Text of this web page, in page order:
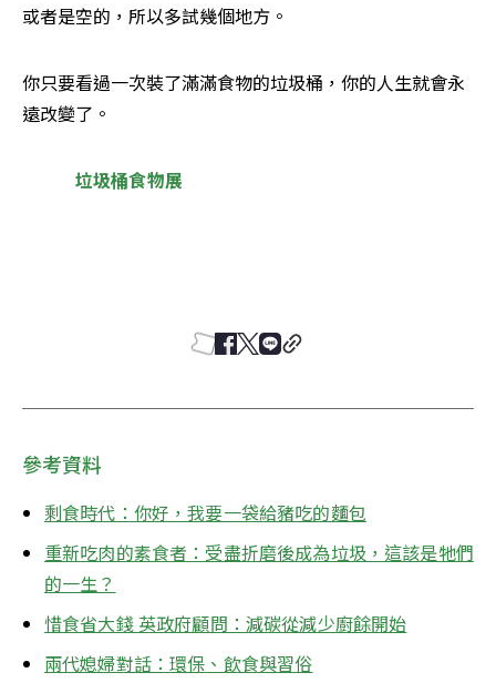
或者是空的，所以多試幾個地方。
你只要看過一次裝了滿滿食物的垃圾桶，你的人生就會永
遠改變了。
垃圾桶食物展
參考資料
剩食時代：你好，我要一袋給豬吃的麵包
重新吃肉的素食者：受盡折磨後成為垃圾，這該是牠們
的一生？
惜食省大錢 英政府顧問：減碳從減少廚餘開始
兩代媳婦對話：環保、飲食與習俗